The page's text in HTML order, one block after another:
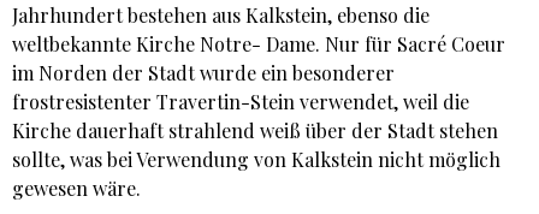
Jahrhundert bestehen aus Kalkstein, ebenso die
weltbekannte Kirche Notre- Dame. Nur für Sacré Coeur
im Norden der Stadt wurde ein besonderer
frostresistenter Travertin-Stein verwendet, weil die
Kirche dauerhaft strahlend weiß über der Stadt stehen
sollte, was bei Verwendung von Kalkstein nicht möglich
gewesen wäre.